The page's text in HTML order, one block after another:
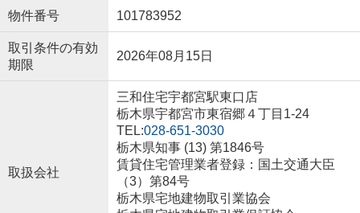
物件番号 101783952
取引条件の有効
期限
2026年08月15日
取扱会社
三和住宅宇都宮駅東口店
栃木県宇都宮市東宿郷４丁目1-24
TEL:028-651-3030
栃木県知事 (13) 第1846号
賃貸住宅管理業者登録：国土交通大臣
（3）第84号
栃木県宅地建物取引業協会